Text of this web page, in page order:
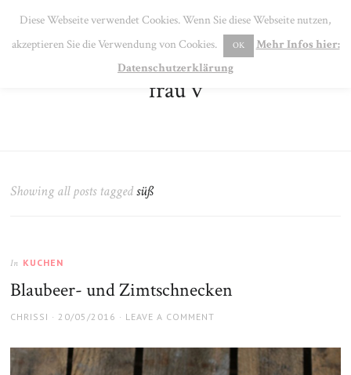
MENU
frau v
Showing all posts taggedsüß
In KUCHEN
Blaubeer- und Zimtschnecken
AUTHOR
CHRISSI
POSTED
20/05/2016 LEAVE A COMMENT
Diese Webseite verwendet Cookies. Wenn Sie diese Webseite nutzen,
akzeptieren Sie die Verwendung von Cookies.
OK
Mehr Infos hier:
Datenschutzerklärung